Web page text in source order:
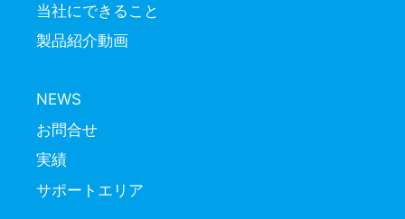
当社にできること
製品紹介動画
NEWS
お問合せ
実績
サポートエリア